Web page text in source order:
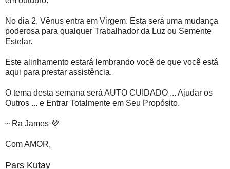
No dia 2, Vênus entra em Virgem. Esta será uma mudança
poderosa para qualquer Trabalhador da Luz ou Semente
Estelar.
Este alinhamento estará lembrando você de que você está
aqui para prestar assistência.
O tema desta semana será AUTO CUIDADO ... Ajudar os
Outros ... e Entrar Totalmente em Seu Propósito.
~ Ra James 💜
Com AMOR,
Pars Kutay